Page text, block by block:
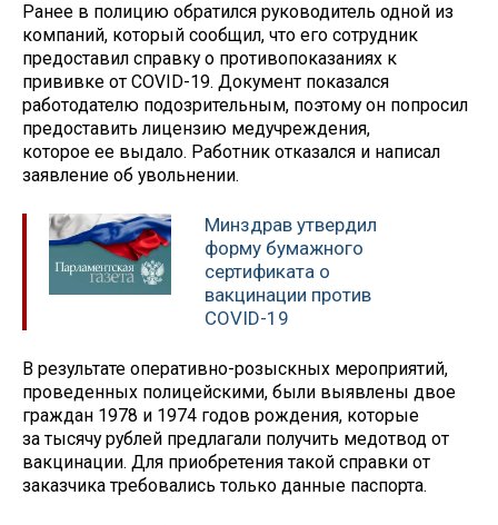
Ранее в полицию обратился руководитель одной из
компаний, который сообщил, что его сотрудник
предоставил справку о противопоказаниях к
прививке от COVID-19. Документ показался
работодателю подозрительным, поэтому он попросил
предоставить лицензию медучреждения,
которое ее выдало. Работник отказался и написал
заявление об увольнении.
Минздрав утвердил
форму бумажного
сертификата о
вакцинации против
COVID-19
В результате оперативно-розыскных мероприятий,
проведенных полицейскими, были выявлены двое
граждан 1978 и 1974 годов рождения, которые
за тысячу рублей предлагали получить медотвод от
вакцинации. Для приобретения такой справки от
заказчика требовались только данные паспорта.